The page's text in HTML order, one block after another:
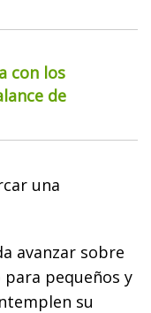
con los
de
una
avanzar sobre
pequeños y
su